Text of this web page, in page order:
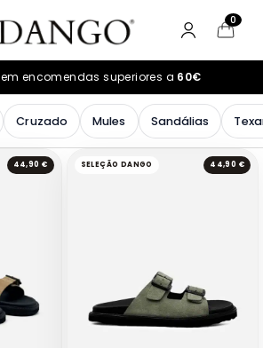
0
em encomendas superiores a 60€
Cruzado Mules Sandálias
44,90 € SELEÇÃO DANGO 44,90 €